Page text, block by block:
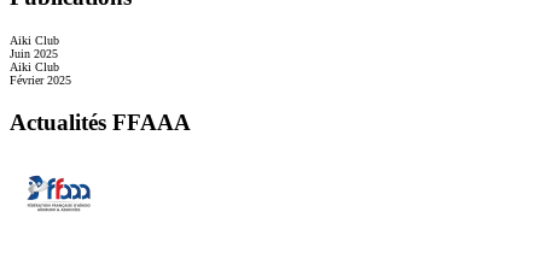
Aiki Club
Juin 2025
Aiki Club
Février 2025
Actualités FFAAA